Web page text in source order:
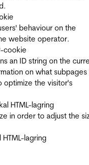
behaviour on the
website operator.
cookie
an ID string on the
on what
optimize the visitor's
HTML-lagring
in order to adjust the
HTML-lagring